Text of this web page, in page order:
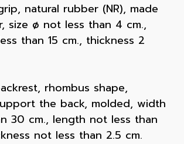
natural rubber (NR), made
size ø not less than 4 cm.,
than 15 cm., thickness 2
rhombus shape,
the back, molded, width
30 cm., length not less than
not less than 2.5 cm.